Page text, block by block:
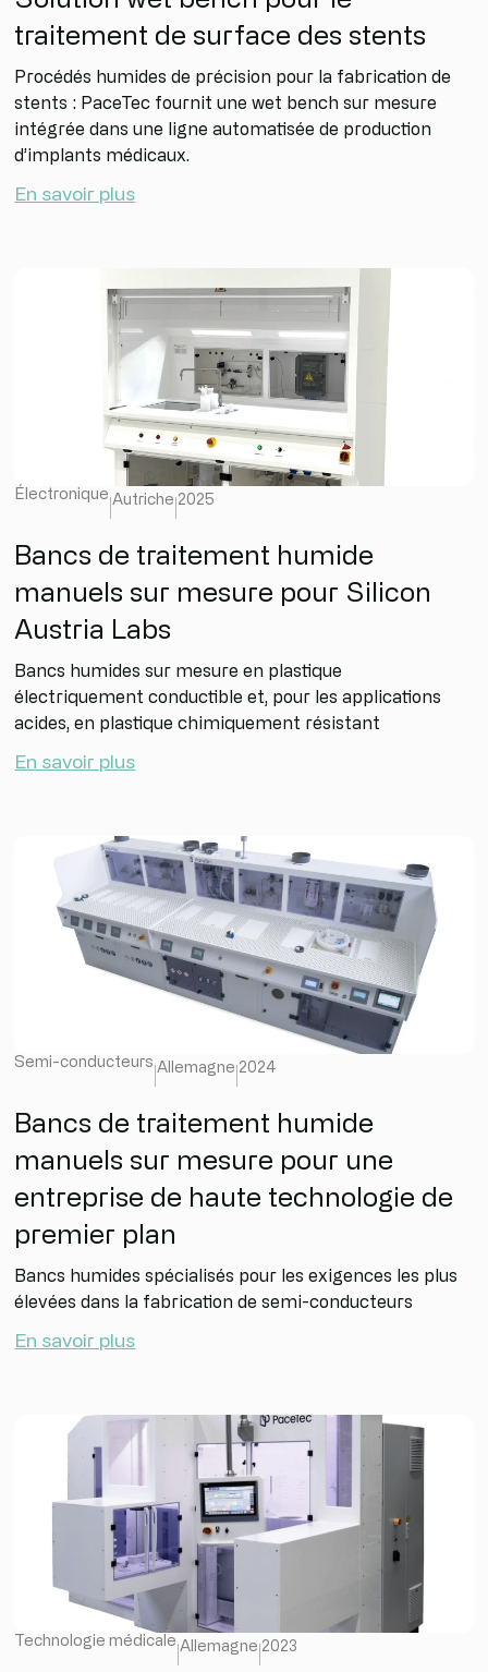
traitement de surface des stents
Procédés humides de précision pour la fabrication de
stents : PaceTec fournit une wet bench sur mesure
intégrée dans une ligne automatisée de production
d’implants médicaux.
En savoir plus
Électronique Autriche 2025
Bancs de traitement humide
manuels sur mesure pour Silicon
Austria Labs
Bancs humides sur mesure en plastique
électriquement conductible et, pour les applications
acides, en plastique chimiquement résistant
En savoir plus
Semi-conducteurs Allemagne 2024
Bancs de traitement humide
manuels sur mesure pour une
entreprise de haute technologie de
premier plan
Bancs humides spécialisés pour les exigences les plus
élevées dans la fabrication de semi-conducteurs
En savoir plus
Technologie médicale Allemagne 2023